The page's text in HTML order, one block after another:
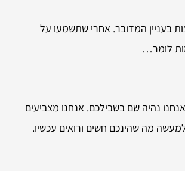
בעניין המדובר. אחרי שתשמעו על
לומר…
נהיה שם בשבילכם. אנחנו מצביעים
מה שהינכם חשים ורואים עכשיו.